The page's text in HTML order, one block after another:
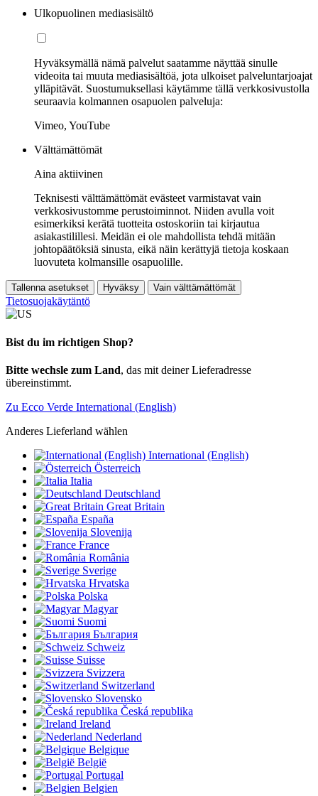
Ulkopuolinen mediasisältö
Hyväksymällä nämä palvelut saatamme näyttää sinulle
videoita tai muuta mediasisältöä, jota ulkoiset palveluntarjoajat
ylläpitävät. Suostumuksellasi käytämme tällä verkkosivustolla
seuraavia kolmannen osapuolen palveluja:
Vimeo, YouTube
Välttämättömät
Aina aktiivinen
Teknisesti välttämättömät evästeet varmistavat vain
verkkosivustomme perustoiminnot. Niiden avulla voit
esimerkiksi kerätä tuotteita ostoskoriin tai kirjautua
asiakastilillesi. Meidän ei ole mahdollista tehdä mitään
johtopäätöksiä sinusta, eikä näin kerättyjä tietoja koskaan
luovuteta kolmansille osapuolille.
Tallenna asetukset Hyväksy Vain välttämättömät
Tietosuojakäytäntö
Bist du im richtigen Shop?
Bitte wechsle zum Land, das mit deiner Lieferadresse
übereinstimmt.
Zu Ecco Verde International (English)
Anderes Lieferland wählen
International (English)
Österreich
Italia
Deutschland
Great Britain
España
Slovenija
France
România
Sverige
Hrvatska
Polska
Magyar
Suomi
България
Schweiz
Suisse
Svizzera
Switzerland
Slovensko
Česká republika
Ireland
Nederland
Belgique
België
Portugal
Belgien